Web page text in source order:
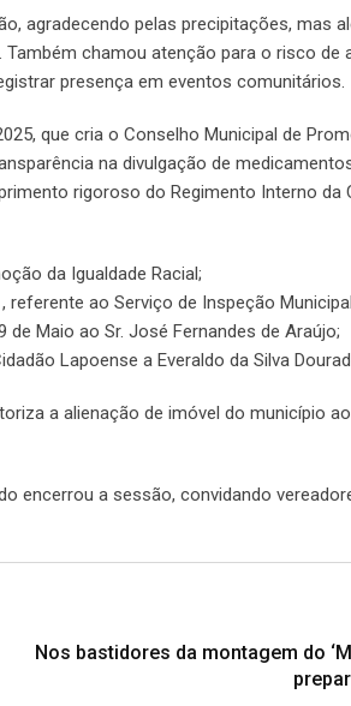
agradecendo pelas precipitações, mas
chamou atenção para o risco de
presença em eventos comunitários.
que cria o Conselho Municipal de
na divulgação de
rigoroso do Regimento Interno da
da Igualdade Racial;
referente ao Serviço de Inspeção
Maio ao Sr. José Fernandes de Araújo;
Lapoense a Everaldo da Silva
a alienação de imóvel do município
encerrou a sessão, convidando
Nos bastidores da montagem do